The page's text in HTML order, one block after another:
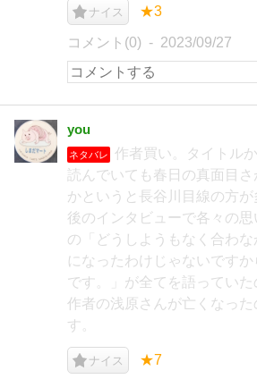
ナイス ★3
コメント(0) 2023/09/27
you
ネタバレ
作者買い。タイトル
読んでいても春日の真面目
かというと長谷川目線の方
後のインタビューで各々の思
の「どうしようもなく合わ
になったわけじゃないです
です。」が全てを語っていた
作者の浅原さんが亡くなっ
す。
ナイス ★7